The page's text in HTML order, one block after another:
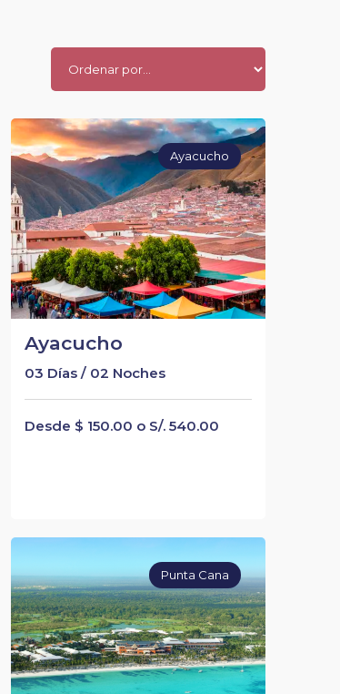
Ayacucho
03 Días / 02 Noches
Desde $ 150.00 o S/. 540.00
Ayacucho
Punta Cana